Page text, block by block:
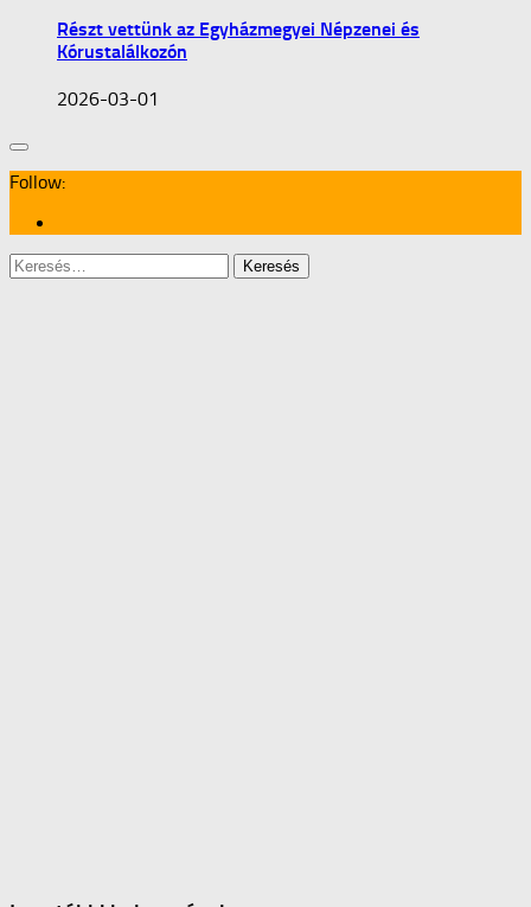
Részt vettünk az Egyházmegyei Népzenei és
Kórustalálkozón
2026-03-01
Follow:
Keresés: